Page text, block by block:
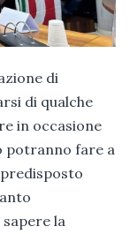
di
di qualche
in occasione
potranno fare a
la